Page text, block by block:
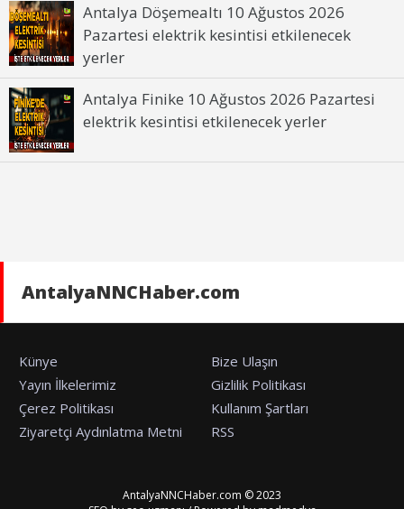
Antalya Döşemealtı 10 Ağustos 2026
Pazartesi elektrik kesintisi etkilenecek
yerler
Antalya Finike 10 Ağustos 2026 Pazartesi
elektrik kesintisi etkilenecek yerler
AntalyaNNCHaber.com
Künye
Bize Ulaşın
Yayın İlkelerimiz
Gizlilik Politikası
Çerez Politikası
Kullanım Şartları
Ziyaretçi Aydınlatma Metni
RSS
AntalyaNNCHaber.com © 2023